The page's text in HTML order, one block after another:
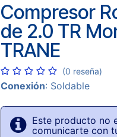
Compresor
de 2.0 TR
TRANE
(0 reseña)
Conexión: Soldable
Este producto no
comunicarte con